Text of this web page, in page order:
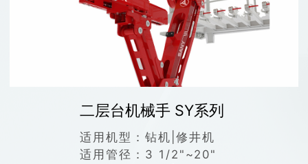
二层台机械手 SY系列
适用机型：
适用管径：
钻机|修井机
3 1/2"~20"